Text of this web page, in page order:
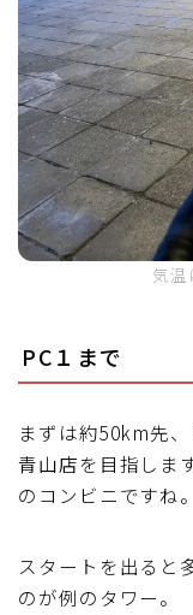
気温
PC１まで
まずは約50km先
青山店を目指しま
のコンビニですね。
スタートを出ると
のが例のタワー。